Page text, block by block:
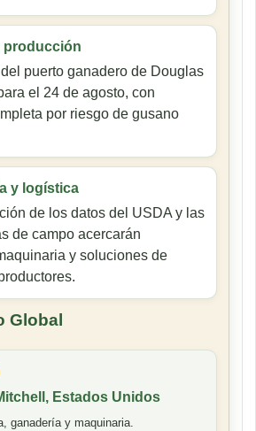
producción
puerto ganadero de Douglas
el 24 de agosto, con
por riesgo de gusano
y logística
de los datos del USDA y las
de campo acercarán
y soluciones de
Global
Estados Unidos
ganadería y maquinaria.